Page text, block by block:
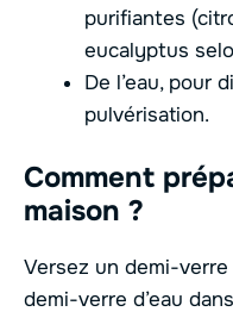
purifiantes
eucalyptus
De l’eau, pour
pulvérisation.
Comment
maison ?
Versez un demi-verre
demi-verre d’eau